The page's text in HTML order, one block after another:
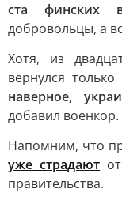
ста финских
добровольцы, а
Хотя, из
вернулся только
наверное,
добавил военкор.
Напомним, что
уже страдают
правительства.